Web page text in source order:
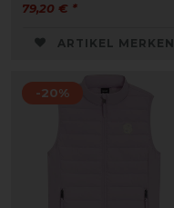
79,20 € *
ARTIKEL MERKEN
-20%